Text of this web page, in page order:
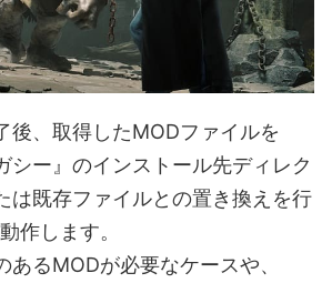
後、取得したMODファイルを
シー』のインストール先ディレク
は既存ファイルとの置き換えを行
作します。
あるMODが必要なケースや、